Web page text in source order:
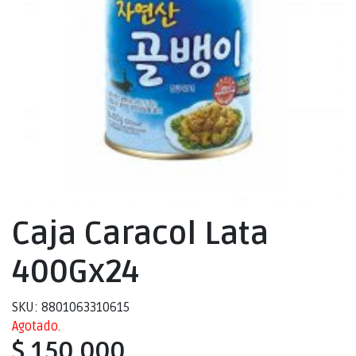
Caja Caracol Lata
400Gx24
SKU: 8801063310615
Agotado.